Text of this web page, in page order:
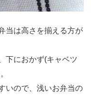
当は高さを揃える方が
下におかず(キャベツ
いので、浅いお弁当の